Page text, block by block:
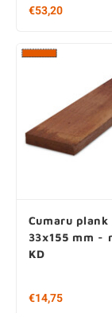
€53,20
Cumaru plank
33x155 mm -
KD
€14,75